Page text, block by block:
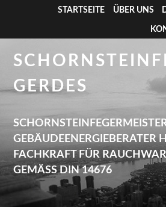
STARTSEITE ÜBER UNS
GERDES
GEBÄUDEENERGIEBERATER
FACHKRAFT FÜR
GEMÄSS DIN 14676